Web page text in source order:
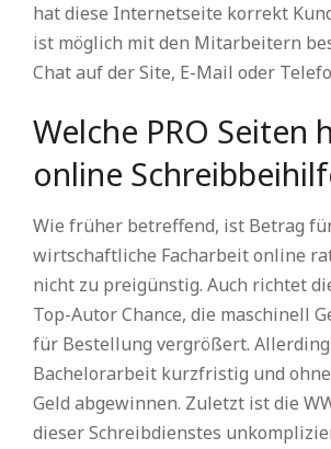
hat diese Internetseite korrekt
ist möglich mit den Mitarbeitern
Chat auf der Site, E-Mail oder
Welche PRO Seiten
online
Wie früher betreffend, ist Betrag
wirtschaftliche Facharbeit online
nicht zu preigünstig. Auch richtet
Top-Autor Chance, die maschinell
für Bestellung vergrößert.
Bachelorarbeit kurzfristig und
Geld abgewinnen. Zuletzt ist die
dieser Schreibdienstes